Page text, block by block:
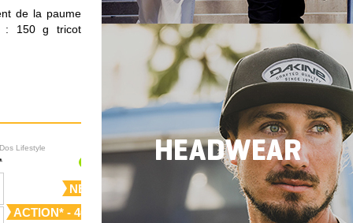
de la paume
: 150 g tricot
Lifestyle
NEW
ACTION* - 40%
Sacs à Dos Lifestyle
NEW